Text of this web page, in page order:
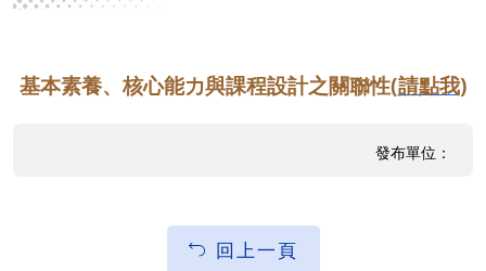
基本素養、核心能力與課程設計之關聯性(請點我)
發布單位：
回上一頁